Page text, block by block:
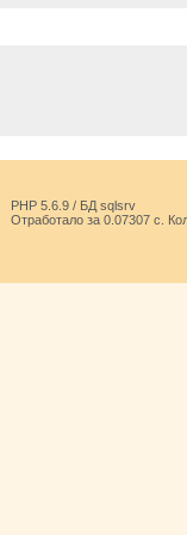
PHP 5.6.9 / БД sqlsrv
Отработало за 0.07307 с.